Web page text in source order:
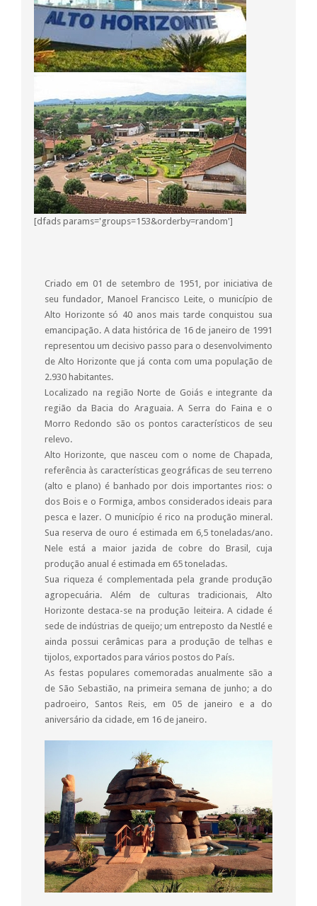
[dfads params='groups=153&orderby=random']
Criado em 01 de setembro de 1951, por iniciativa de
seu fundador, Manoel Francisco Leite, o município de
Alto Horizonte só 40 anos mais tarde conquistou sua
emancipação. A data histórica de 16 de janeiro de 1991
representou um decisivo passo para o desenvolvimento
de Alto Horizonte que já conta com uma população de
2.930 habitantes.
Localizado na região Norte de Goiás e integrante da
região da Bacia do Araguaia. A Serra do Faina e o
Morro Redondo são os pontos característicos de seu
relevo.
Alto Horizonte, que nasceu com o nome de Chapada,
referência às características geográficas de seu terreno
(alto e plano) é banhado por dois importantes rios: o
dos Bois e o Formiga, ambos considerados ideais para
pesca e lazer. O município é rico na produção mineral.
Sua reserva de ouro é estimada em 6,5 toneladas/ano.
Nele está a maior jazida de cobre do Brasil, cuja
produção anual é estimada em 65 toneladas.
Sua riqueza é complementada pela grande produção
agropecuária. Além de culturas tradicionais, Alto
Horizonte destaca-se na produção leiteira. A cidade é
sede de indústrias de queijo; um entreposto da Nestlé e
ainda possui cerâmicas para a produção de telhas e
tijolos, exportados para vários postos do País.
As festas populares comemoradas anualmente são a
de São Sebastião, na primeira semana de junho; a do
padroeiro, Santos Reis, em 05 de janeiro e a do
aniversário da cidade, em 16 de janeiro.